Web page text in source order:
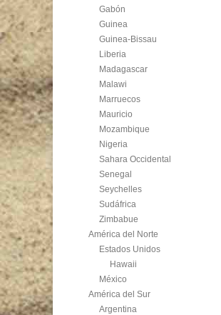
Gabón
Guinea
Guinea-Bissau
Liberia
Madagascar
Malawi
Marruecos
Mauricio
Mozambique
Nigeria
Sahara Occidental
Senegal
Seychelles
Sudáfrica
Zimbabue
América del Norte
Estados Unidos
Hawaii
México
América del Sur
Argentina